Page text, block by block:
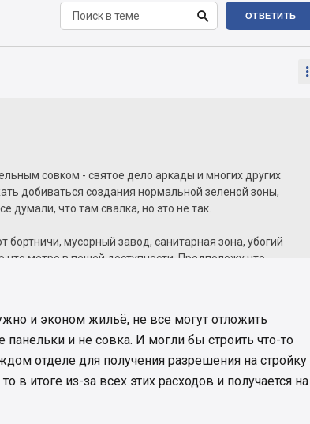
 ОТВЕТИТЬ

совком - святое дело аркады и многих других
добиваться создания нормальной зеленой зоны,
думали, что там свалка, но это не так.
мусорный завод, санитарная зона, убогий
что метро в пешей доступности. Предположу что
убогим жильем.
и эконом жильё, не все могут отложить
и не совка. И могли бы строить что-то
отделе для получения разрешения на стройку
в итоге из-за всех этих расходов и получается на